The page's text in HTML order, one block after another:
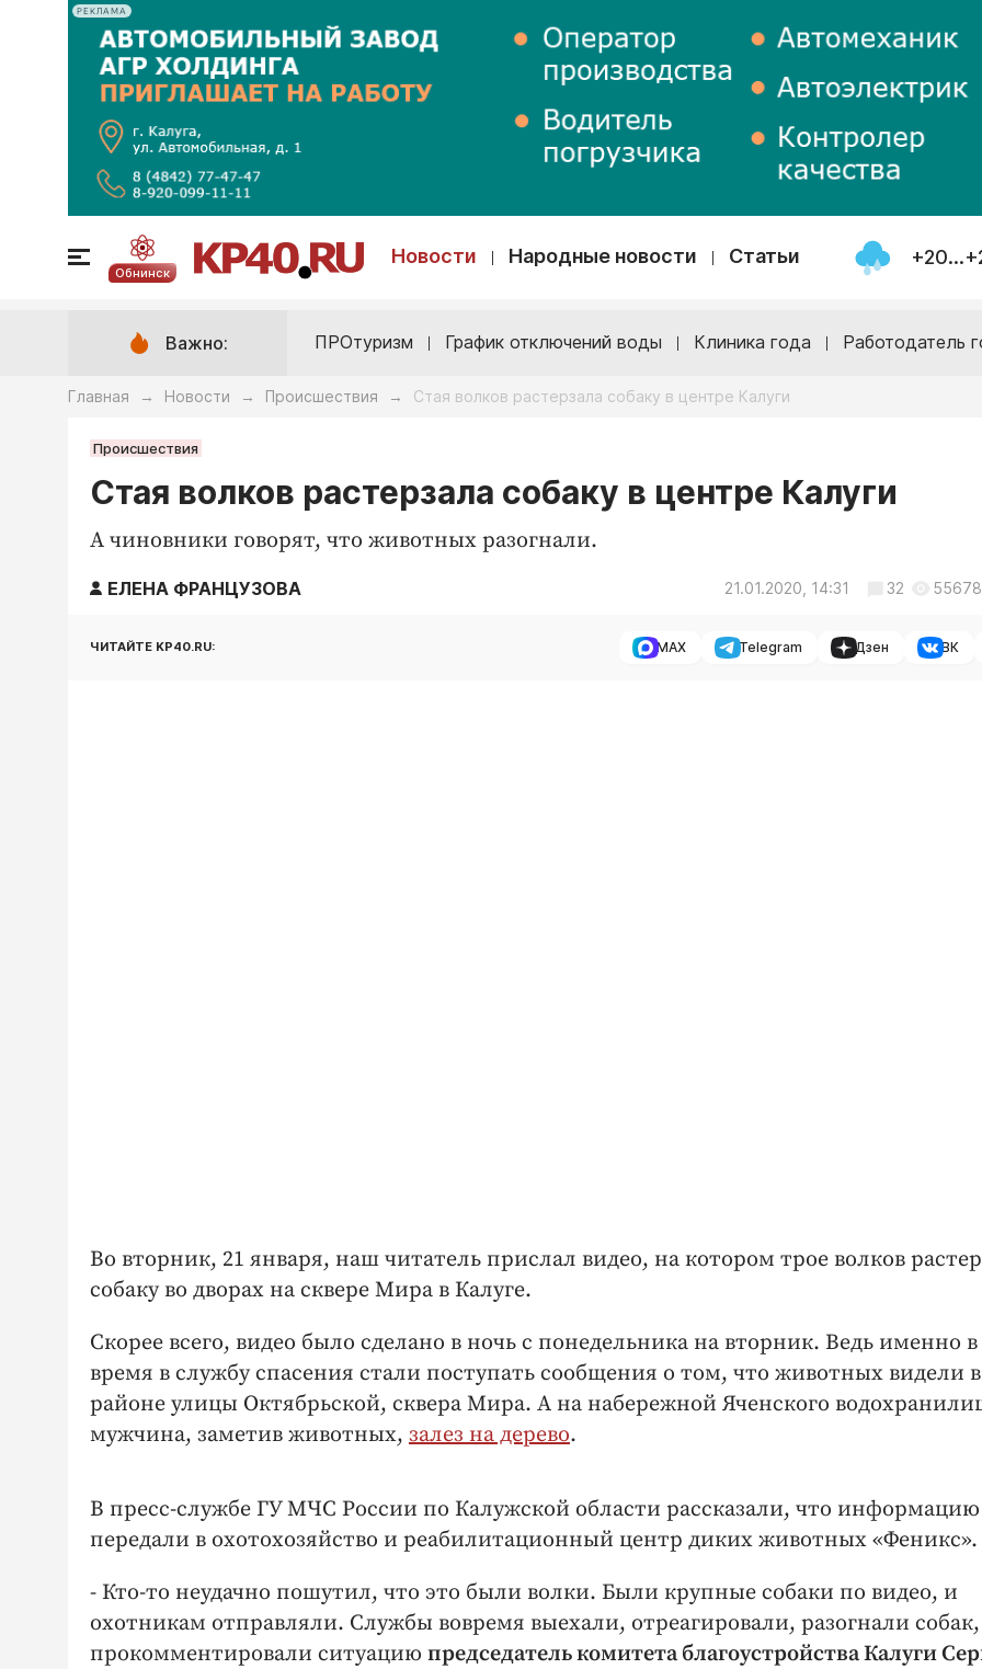
РЕКЛАМА
Обнинск
Новости Народные новости Статьи
Важно: ПРОтуризм График отключений воды Клиника года Работодатель
Главная → Новости → Происшествия → Стая волков растерзала собаку в центре Калуги
Происшествия
Стая волков растерзала собаку в центре Калуги
А чиновники говорят, что животных разогнали.
ЕЛЕНА ФРАНЦУЗОВА 21.01.2020, 14:31 32 55678
ЧИТАЙТЕ KP40.RU: MAX Telegram Дзен ВК
Во вторник, 21 января, наш читатель прислал видео, на котором трое волков
собаку во дворах на сквере Мира в Калуге.
Скорее всего, видео было сделано в ночь с понедельника на вторник. Ведь именно в
время в службу спасения стали поступать сообщения о том, что животных видели в
районе улицы Октябрьской, сквера Мира. А на набережной Яченского
мужчина, заметив животных, залез на дерево.
В пресс-службе ГУ МЧС России по Калужской области рассказали, что информацию
передали в охотохозяйство и реабилитационный центр диких животных «Феникс».
- Кто-то неудачно пошутил, что это были волки. Были крупные собаки по видео, и
охотникам отправляли. Службы вовремя выехали, отреагировали, разогнали
прокомментировали ситуацию председатель комитета благоустройства Калуги